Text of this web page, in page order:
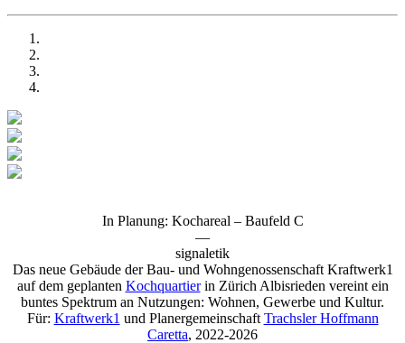
In Planung: Kochareal – Baufeld C
—
signaletik
Das neue Gebäude der Bau- und Wohngenossenschaft Kraftwerk1
auf dem geplanten Kochquartierin Zürich Albisrieden vereint ein
buntes Spektrum an Nutzungen: Wohnen, Gewerbe und Kultur.
Für: Kraftwerk1 und Planergemeinschaft Trachsler Hoffmann
Caretta, 2022-2026